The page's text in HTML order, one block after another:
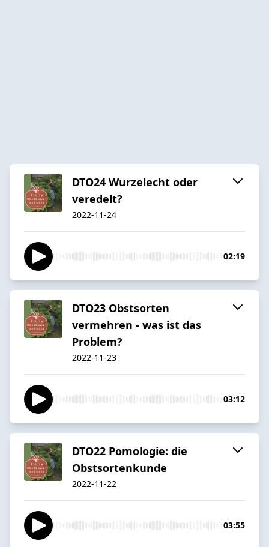
DTO24 Wurzelecht oder
veredelt?
2022-11-24
02:19
DTO23 Obstsorten
vermehren - was ist das
Problem?
2022-11-23
03:12
DTO22 Pomologie: die
Obstsortenkunde
2022-11-22
03:55